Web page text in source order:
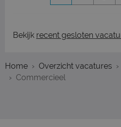
Bekijk recent gesloten
Home Overzicht vacatures
Commercieel